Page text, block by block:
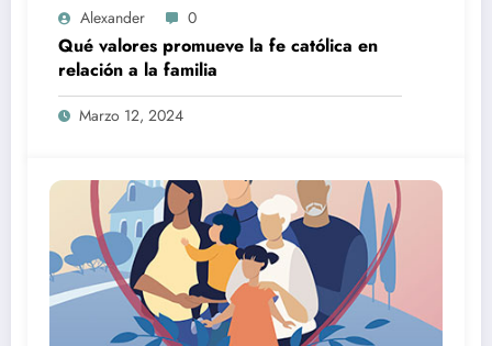
Alexander 0
Qué valores promueve la fe católica en
relación a la familia
Marzo 12, 2024